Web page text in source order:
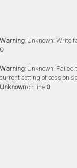
Warning: Unknown: Write
0
Warning: Unknown: Failed
current setting of
Unknown on line 0